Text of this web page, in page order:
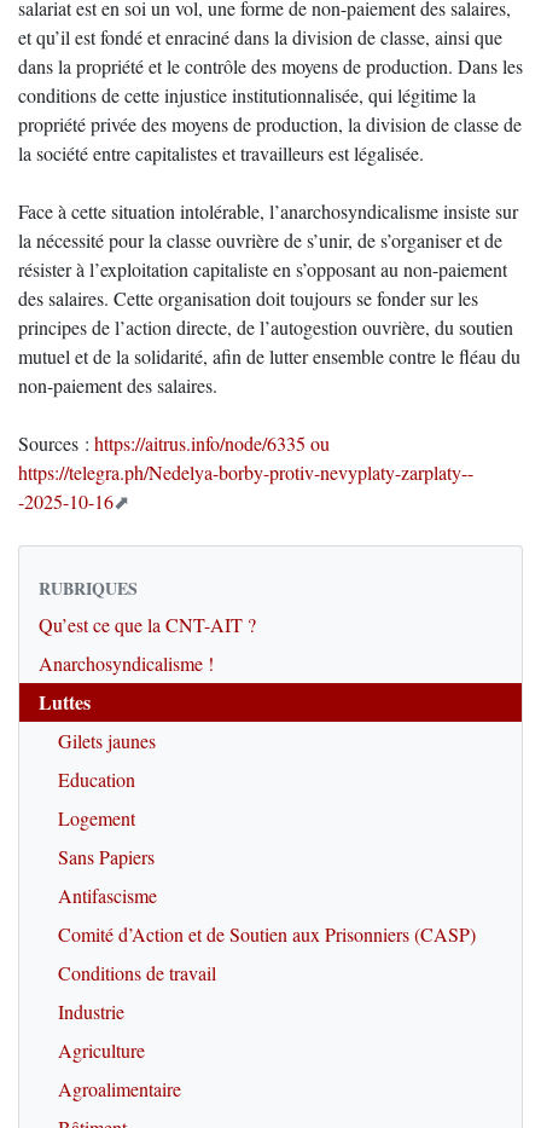
salariat est en soi un vol, une forme de non-paiement des salaires,
et qu’il est fondé et enraciné dans la division de classe, ainsi que
dans la propriété et le contrôle des moyens de production. Dans les
conditions de cette injustice institutionnalisée, qui légitime la
propriété privée des moyens de production, la division de classe de
la société entre capitalistes et travailleurs est légalisée.
Face à cette situation intolérable, l’anarchosyndicalisme insiste sur
la nécessité pour la classe ouvrière de s’unir, de s’organiser et de
résister à l’exploitation capitaliste en s’opposant au non-paiement
des salaires. Cette organisation doit toujours se fonder sur les
principes de l’action directe, de l’autogestion ouvrière, du soutien
mutuel et de la solidarité, afin de lutter ensemble contre le fléau du
non-paiement des salaires.
Sources : https://aitrus.info/node/6335 ou
https://telegra.ph/Nedelya-borby-protiv-nevyplaty-zarplaty--
-2025-10-16
RUBRIQUES
Qu’est ce que la CNT-AIT ?
Anarchosyndicalisme !
Luttes
Gilets jaunes
Education
Logement
Sans Papiers
Antifascisme
Comité d’Action et de Soutien aux Prisonniers (CASP)
Conditions de travail
Industrie
Agriculture
Agroalimentaire